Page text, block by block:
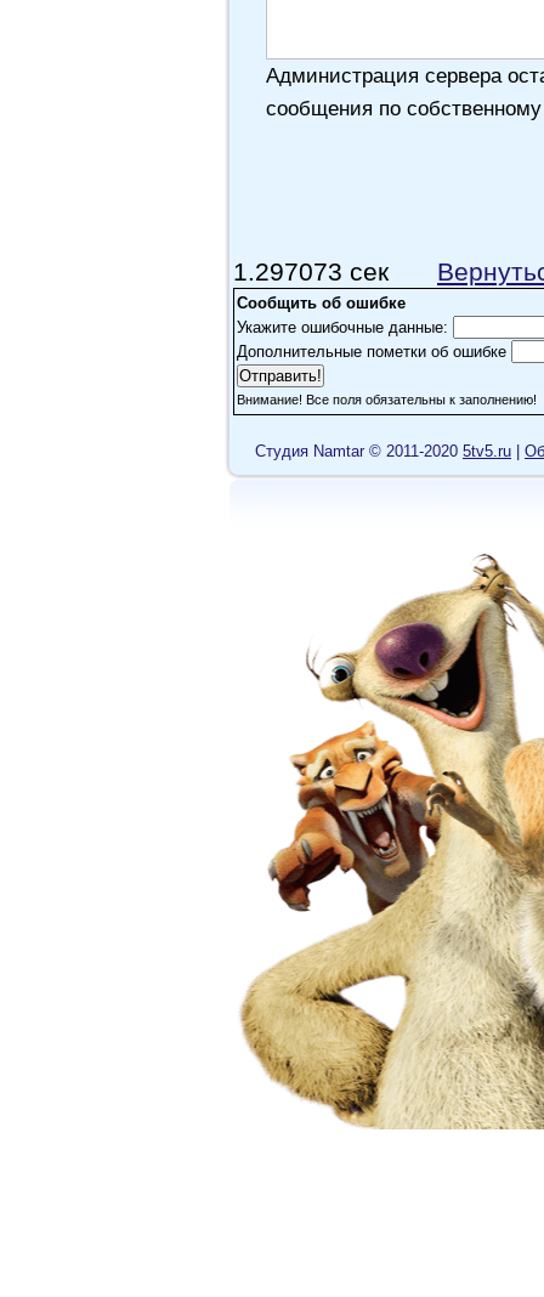
Администрация сервера
сообщения по
1.297073 сек
Сообщить об ошибке
Укажите ошибочные данные:
Дополнительные пометки об ошибке
Внимание! Все поля обязательны к заполнению!
Cтудия Namtar © 2011-2020 5tv5.ru